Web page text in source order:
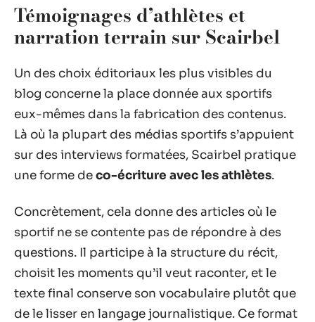
Témoignages d’athlètes et
narration terrain sur Scairbel
Un des choix éditoriaux les plus visibles du
blog concerne la place donnée aux sportifs
eux-mêmes dans la fabrication des contenus.
Là où la plupart des médias sportifs s’appuient
sur des interviews formatées, Scairbel pratique
une forme deco-écriture avec les athlètes.
Concrètement, cela donne des articles où le
sportif ne se contente pas de répondre à des
questions. Il participe à la structure du récit,
choisit les moments qu’il veut raconter, et le
texte final conserve son vocabulaire plutôt que
de le lisser en langage journalistique. Ce format